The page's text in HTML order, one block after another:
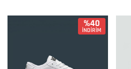
%40
İNDİRİM